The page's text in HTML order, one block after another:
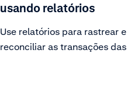
usando relatórios
Use relatórios para rastrear e
reconciliar as transações das